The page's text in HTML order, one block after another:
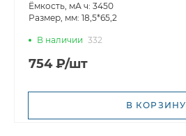
Ёмкость, мА ч: 3450
Размер, мм: 18,5*65,2
В наличии 332
754 ₽/шт
В КОРЗИНУ